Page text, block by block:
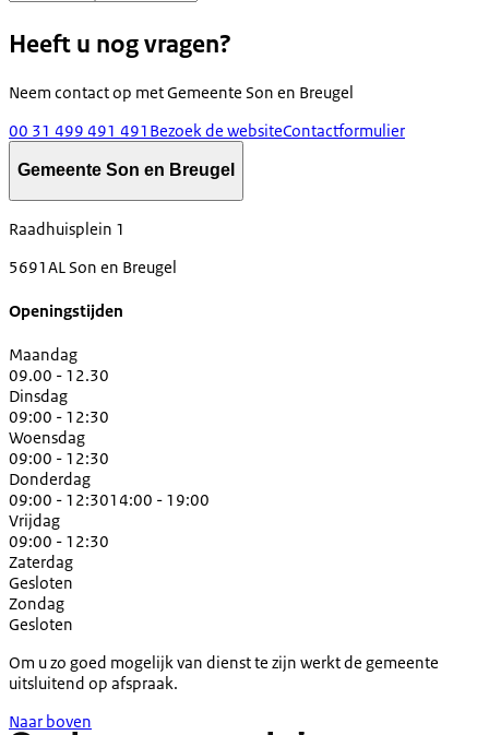
Heeft u nog vragen?
Neem contact op metGemeente Son en Breugel
00 31 499 491 491 Bezoek de websiteContactformulier
Gemeente Son en Breugel
Raadhuisplein 1
5691AL Son en Breugel
Openingstijden
Maandag
09.00 - 12.30
Dinsdag
09:00 - 12:30
Woensdag
09:00 - 12:30
Donderdag
09:00 - 12:3014:00 - 19:00
Vrijdag
09:00 - 12:30
Zaterdag
Gesloten
Zondag
Gesloten
Om u zo goed mogelijk van dienst te zijn werkt de gemeente
uitsluitend op afspraak.
Naar boven